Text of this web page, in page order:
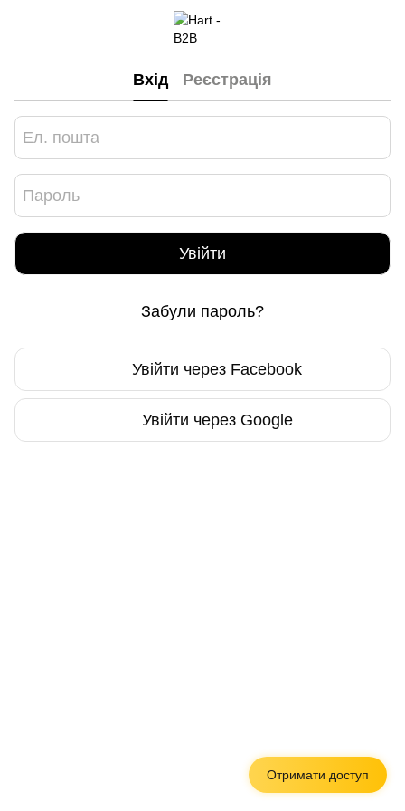
Вхід Реєстрація
Увійти
Забули пароль?
Увійти через Facebook
Увійти через Google
Отримати доступ